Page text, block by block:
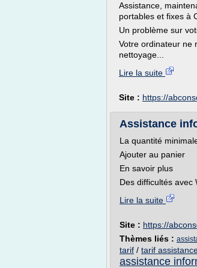
Assistance,
portables et fixes à
Un problème sur
Votre ordinateur ne
nettoyage...
Lire la suite
Site : https://
Assistance
La quantité
Ajouter au panier
En savoir plus
Des difficultés avec
Lire la suite
Site : https://
Thèmes liés :
tarif / tarif
assistance